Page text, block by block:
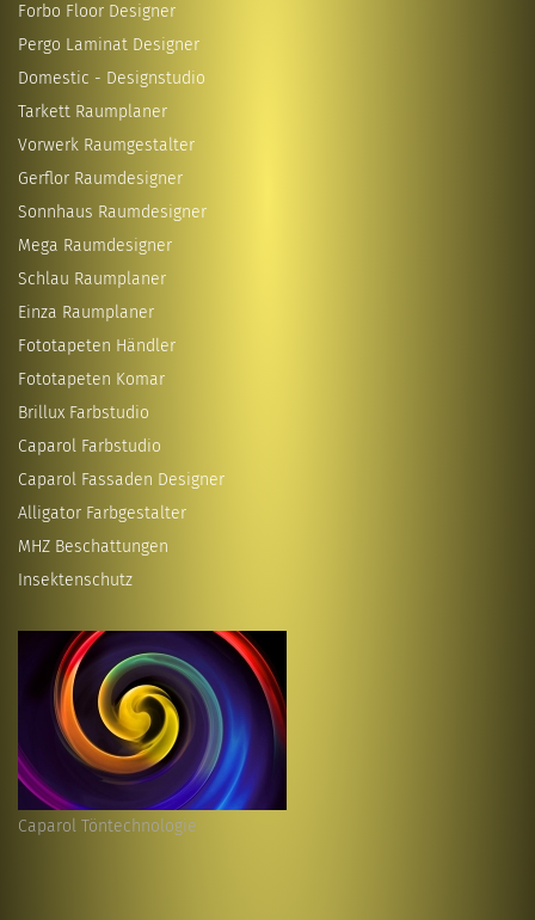
Forbo Floor Designer
Pergo Laminat Designer
Domestic - Designstudio
Tarkett Raumplaner
Vorwerk Raumgestalter
Gerflor Raumdesigner
Sonnhaus Raumdesigner
Mega Raumdesigner
Schlau Raumplaner
Einza Raumplaner
Fototapeten Händler
Fototapeten Komar
Brillux Farbstudio
Caparol Farbstudio
Caparol Fassaden Designer
Alligator Farbgestalter
MHZ Beschattungen
Insektenschutz
Caparol Töntechnologie